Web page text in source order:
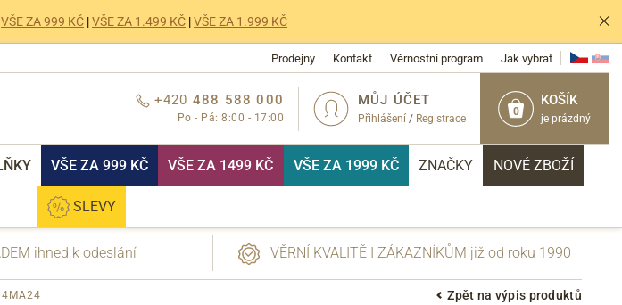
VŠE ZA 999 KČ |VŠE ZA 1.499 KČ |VŠE ZA 1.999 KČ
Prodejny Kontakt Věrnostní program Jak vybrat
0
KOŠÍK
je prázdný
MŮJ ÚČET
Přihlášení / Registrace
+420 488 588 000
Po - Pá: 8:00 - 17:00
VŠE ZA 999 KČ VŠE ZA 1499 KČ VŠE ZA 1999 KČ ZNAČKY NOVÉ ZBOŽÍ
SLEVY
ihned k odeslání VĚRNÍ KVALITĚ I ZÁKAZNÍKŮM již od roku 1990
Zpět na výpis produktů